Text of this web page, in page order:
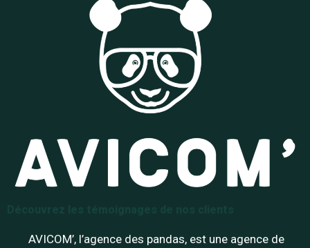
AVICOM’, l’agence des pandas, est une agence de